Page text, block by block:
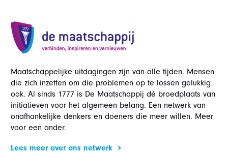
Maatschappelijke uitdagingen zijn van alle tijden. Mensen
die zich inzetten om die problemen op te lossen gelukkig
ook. Al sinds 1777 is De Maatschappij dé broedplaats van
initiatieven voor het algemeen belang. Een netwerk van
onafhankelijke denkers en doeners die meer willen. Meer
voor een ander.
Lees meer over ons netwerk